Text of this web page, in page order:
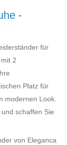
-
für
2
Platz für
modernen Look.
schaffen Sie
von Eleganca